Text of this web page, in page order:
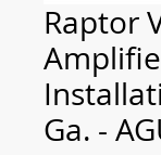
Raptor
Ga. -